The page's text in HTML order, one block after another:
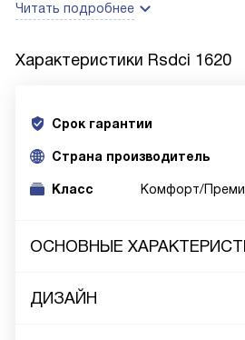
Читать подробнее
Характеристики Rsdci 1620
Срок гарантии
Cтрана производитель
Класс Комфорт/
ОСНОВНЫЕ
ДИЗАЙН